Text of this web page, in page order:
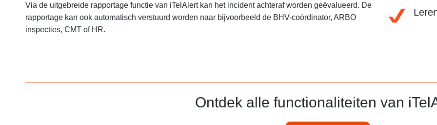
Via de uitgebreide rapportage functie van iTelAlert kan het incident achteraf worden geëvalueerd. De
rapportage kan ook automatisch verstuurd worden naar bijvoorbeeld de BHV-coördinator, ARBO
inspecties, CMT of HR.
Ontdek alle functionaliteiten van